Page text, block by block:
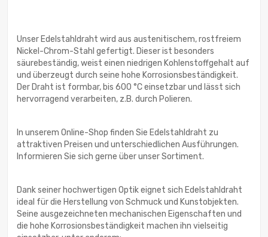
Unser Edelstahldraht wird aus austenitischem, rostfreiem
Nickel-Chrom-Stahl gefertigt. Dieser ist besonders
säurebeständig, weist einen niedrigen Kohlenstoffgehalt auf
und überzeugt durch seine hohe Korrosionsbeständigkeit.
Der Draht ist formbar, bis 600 °C einsetzbar und lässt sich
hervorragend verarbeiten, z.B. durch Polieren.
In unserem Online-Shop finden Sie Edelstahldraht zu
attraktiven Preisen und unterschiedlichen Ausführungen.
Informieren Sie sich gerne über unser Sortiment.
Dank seiner hochwertigen Optik eignet sich Edelstahldraht
ideal für die Herstellung von Schmuck und Kunstobjekten.
Seine ausgezeichneten mechanischen Eigenschaften und
die hohe Korrosionsbeständigkeit machen ihn vielseitig